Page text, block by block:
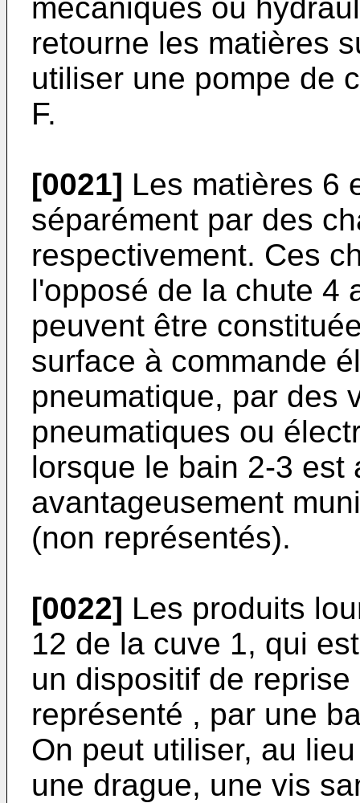
mécaniques ou
retourne les matières
utiliser une pompe de
F.
[0021] Les matières 6
séparément par des
respectivement. Ces
l'opposé de la chute 4
peuvent être
surface à commande
pneumati­que, par des
pneumatiques ou
lorsque le bain 2-3 est
avantageusement
(non représentés).
[0022] Les produits
12 de la cuve 1, qui
un dispositif de
représenté , par une
On peut utiliser, au
une drague, une vis